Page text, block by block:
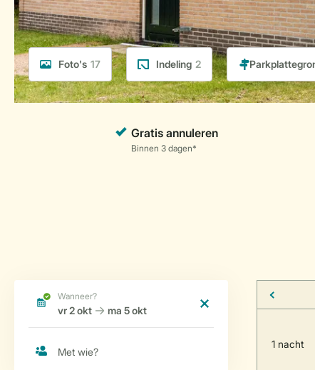
Foto's 17 Indeling 2
1 nacht